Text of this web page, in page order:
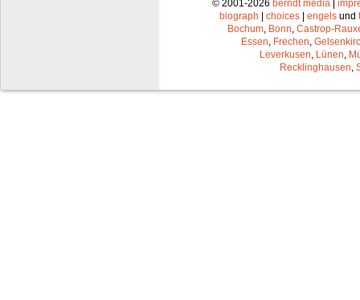
© 2001-2026 berndt media|
biograph | choices | engels und
Bochum, Bonn, Castrop-
Essen, Frechen,
Leverkusen, Lünen,
Recklinghausen,